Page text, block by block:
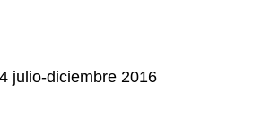
julio-diciembre 2016